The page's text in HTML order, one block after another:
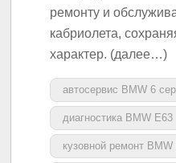
ремонту и
кабриолета,
характер. (далее…)
автосервис BMW 6
диагностика BMW E63
кузовной ремонт BMW